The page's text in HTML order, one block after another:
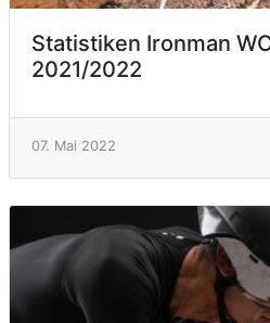
Statistiken Ironman
2021/2022
07. Mai 2022